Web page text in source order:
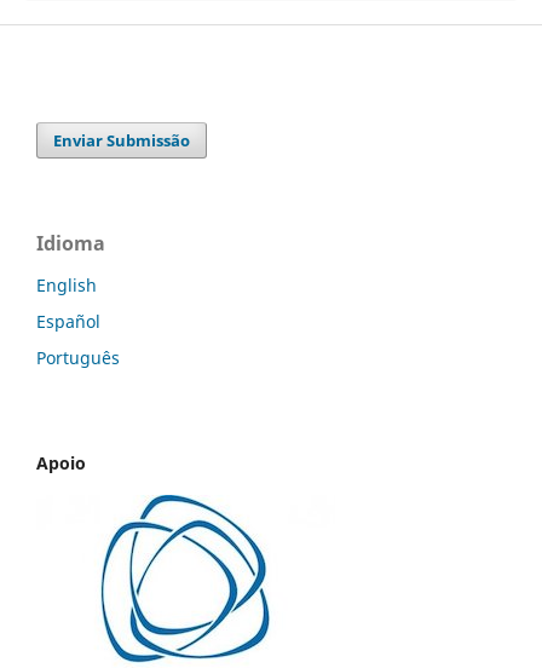
Enviar Submissão
Idioma
English
Español
Português
Apoio